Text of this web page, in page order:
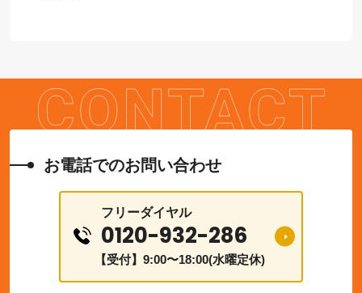
お電話でのお問い合わせ
フリーダイヤル
0120-932-286
【受付】9:00〜18:00(水曜定休)